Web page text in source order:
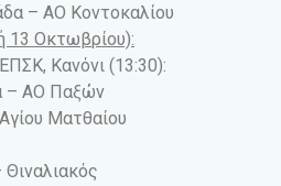
– ΑΟ Κοντοκαλίου
13 Οκτωβρίου):
Κανόνι (13:30):
– ΑΟ Παξών
Ματθαίου